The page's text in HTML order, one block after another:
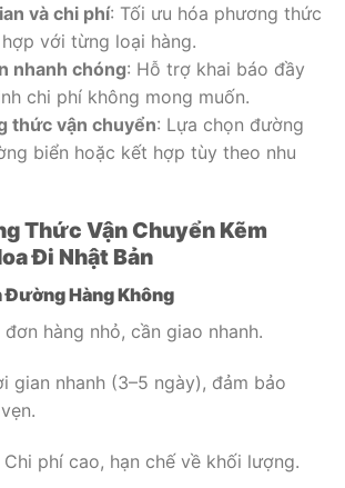
và chi phí: Tối ưu hóa phương thức
với từng loại hàng.
nhanh chóng: Hỗ trợ khai báo đầy
chi phí không mong muốn.
thức vận chuyển: Lựa chọn đường
biển hoặc kết hợp tùy theo nhu
Thức Vận Chuyển Kẽm
Đi Nhật Bản
Đường Hàng Không
hàng nhỏ, cần giao nhanh.
gian nhanh (3–5 ngày), đảm bảo
Chi phí cao, hạn chế về khối lượng.